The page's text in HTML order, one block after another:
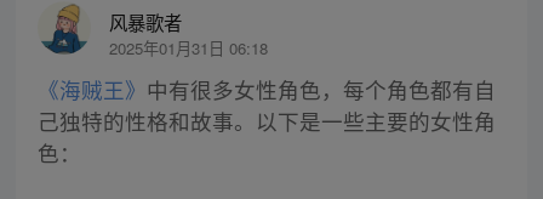
风暴歌者
2025年01月31日 06:18
《海贼王》 中有很多女性角色，每个角色都有自
己独特的性格和故事。以下是一些主要的女性角
色：